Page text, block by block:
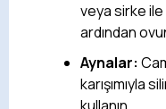
veya sirke ile
ardından
Aynalar:
karışımıyla